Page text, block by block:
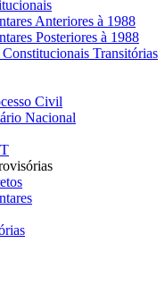
Anteriores à 1988
Posteriores à 1988
Transitórias
Civil
Nacional